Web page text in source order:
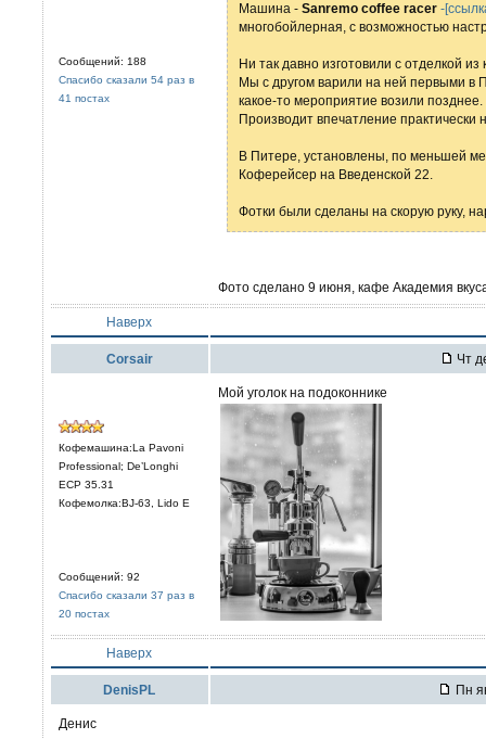
Сообщений: 188
Спасибо сказали 54 раз в
41 постах
Машина - Sanremo coffee racer -
многобойлерная, с возможностью
Ни так давно изготовили с отделкой
Мы с другом варили на ней первыми в
какое-то мероприятие возили позднее.
Производит впечатление практически
В Питере, установлены, по меньшей
Коферейсер на Введенской 22.
Фотки были сделаны на скорую руку,
Фото сделано 9 июня, кафе Академия
Наверх
Corsair Чт
Кофемашина:La Pavoni
Professional; De’Longhi
ECP 35.31
Кофемолка:BJ-63, Lido E
Сообщений: 92
Спасибо сказали 37 раз в
20 постах
Мой уголок на подоконнике
Наверх
DenisPL Пн
Денис